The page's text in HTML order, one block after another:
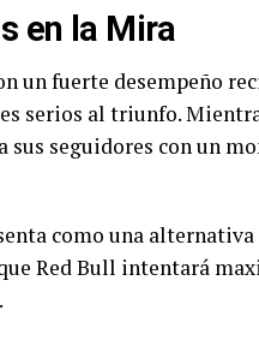
en la Mira
un fuerte desempeño
serios al triunfo.
sus seguidores con un
como una
Red Bull intentará